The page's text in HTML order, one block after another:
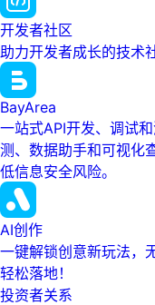
开发者社区
助力开发者成长的技术
BayArea
一站式API开发、调试
测、数据助手和可视化
低信息安全风险。
AI创作
一键解锁创意新玩法，
轻松落地！
投资者关系